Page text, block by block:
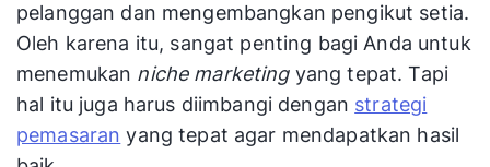
pelanggan dan mengembangkan pengikut setia.
Oleh karena itu, sangat penting bagi Anda untuk
menemukan niche marketing yang tepat. Tapi
hal itu juga harus diimbangi dengan strategi
pemasaran yang tepat agar mendapatkan hasil